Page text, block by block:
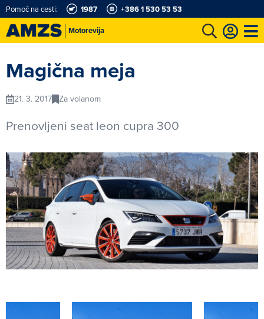
Motorevija
Pomoč na cesti: 1987 +386 1 530 53 53
Magična meja
21. 3. 2017 Za volanom
Prenovljeni seat leon cupra 300